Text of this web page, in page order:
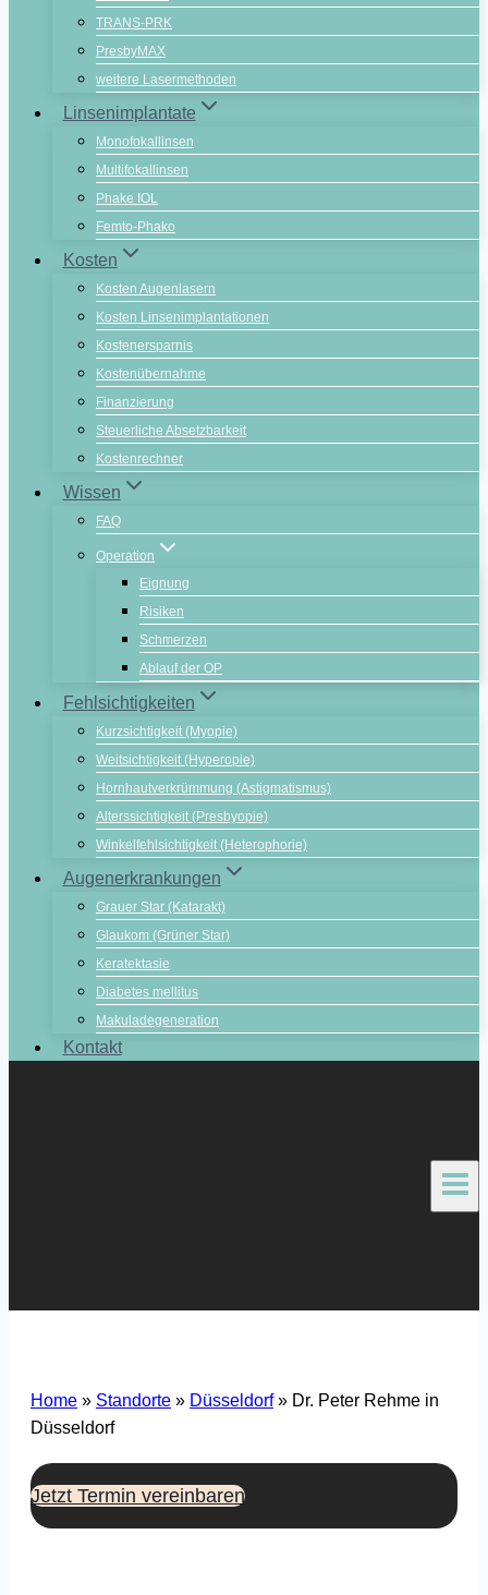
TRANS-PRK
PresbyMAX
weitere Lasermethoden
Linsenimplantate
Monofokallinsen
Multifokallinsen
Phake IOL
Femto-Phako
Kosten
Kosten Augenlasern
Kosten Linsenimplantationen
Kostenersparnis
Kostenübernahme
Finanzierung
Steuerliche Absetzbarkeit
Kostenrechner
Wissen
FAQ
Operation
Eignung
Risiken
Schmerzen
Ablauf der OP
Fehlsichtigkeiten
Kurzsichtigkeit (Myopie)
Weitsichtigkeit (Hyperopie)
Hornhautverkrümmung (Astigmatismus)
Alterssichtigkeit (Presbyopie)
Winkelfehlsichtigkeit (Heterophorie)
Augenerkrankungen
Grauer Star (Katarakt)
Glaukom (Grüner Star)
Keratektasie
Diabetes mellitus
Makuladegeneration
Kontakt
Home » Standorte » Düsseldorf» Dr. Peter Rehme in
Düsseldorf
Jetzt Termin vereinbaren